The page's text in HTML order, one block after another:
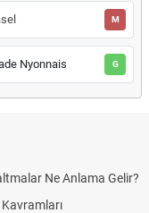
M
Nyonnais G
Ne Anlama Gelir?